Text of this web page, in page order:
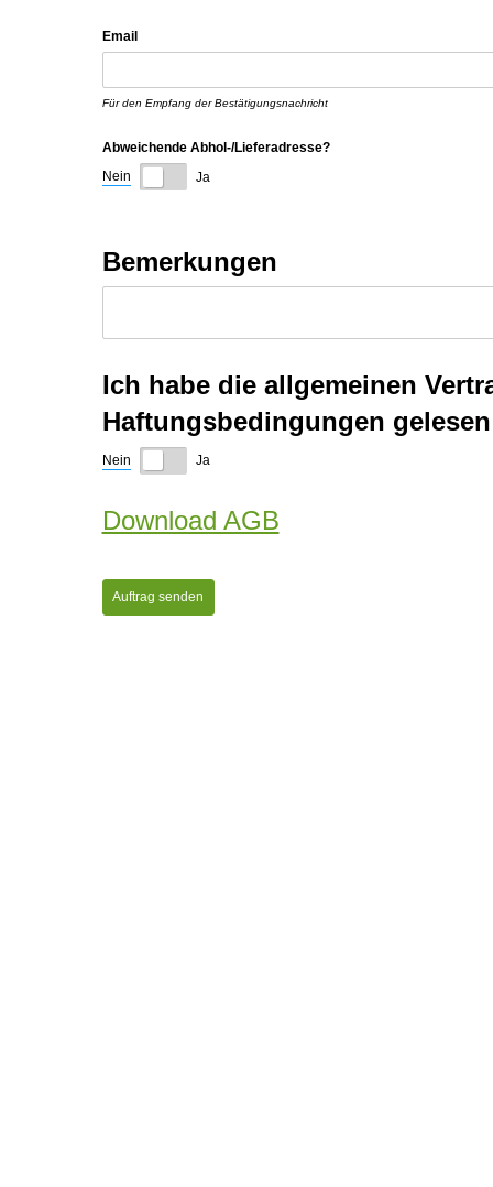
Email
Für den Empfang der Bestätigungsnachricht
Abweichende Abhol-/​Lieferadresse?
Nein
Ja
Bemerkungen
Ich habe die allgemeinen
Haftungsbedingungen
Nein Ja
Download AGB
Auftrag senden